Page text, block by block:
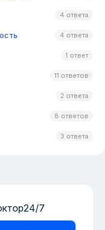
4 ответа
4 ответа
1 ответ
11 ответов
2 ответа
8 ответов
3 ответа
7